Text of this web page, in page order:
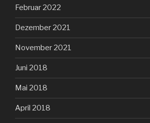
Februar 2022
Dezember 2021
November 2021
Juni 2018
Mai 2018
April 2018